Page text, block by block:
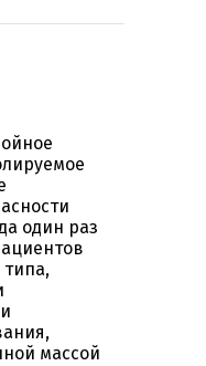
один раз
типа,
массой